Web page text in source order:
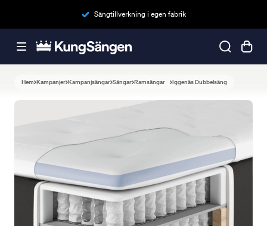
Sängtillverkning i egen fabrik
Hem Kampanjer Kampanjsängar Sängar Ramsängar Iggenäs Dubbelsäng